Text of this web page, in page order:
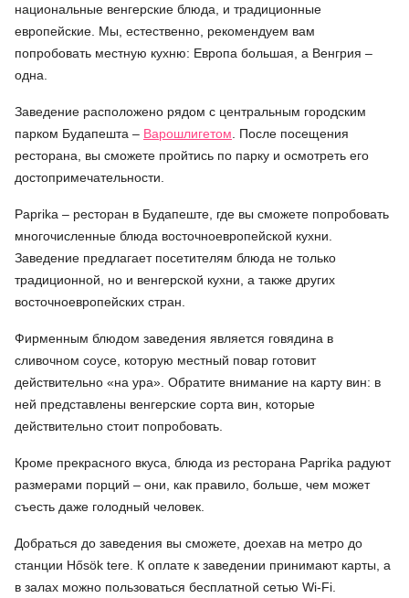
национальные венгерские блюда, и традиционные
европейские. Мы, естественно, рекомендуем вам
попробовать местную кухню: Европа большая, а Венгрия –
одна.
Заведение расположено рядом с центральным городским
парком Будапешта – Варошлигетом . После посещения
ресторана, вы сможете пройтись по парку и осмотреть его
достопримечательности.
Paprika – ресторан в Будапеште, где вы сможете попробовать
многочисленные блюда восточноевропейской кухни.
Заведение предлагает посетителям блюда не только
традиционной, но и венгерской кухни, а также других
восточноевропейских стран.
Фирменным блюдом заведения является говядина в
сливочном соусе, которую местный повар готовит
действительно «на ура». Обратите внимание на карту вин: в
ней представлены венгерские сорта вин, которые
действительно стоит попробовать.
Кроме прекрасного вкуса, блюда из ресторана Paprika радуют
размерами порций – они, как правило, больше, чем может
съесть даже голодный человек.
Добраться до заведения вы сможете, доехав на метро до
станции Hősök tere. К оплате к заведении принимают карты, а
в залах можно пользоваться бесплатной сетью Wi-Fi.